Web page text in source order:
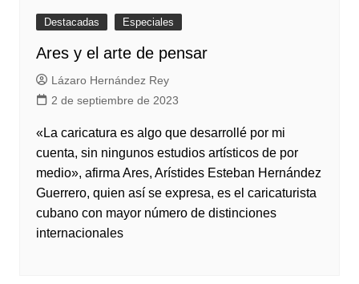
Destacadas Especiales
Ares y el arte de pensar
Lázaro Hernández Rey
2 de septiembre de 2023
«La caricatura es algo que desarrollé por mi
cuenta, sin ningunos estudios artísticos de por
medio», afirma Ares, Arístides Esteban Hernández
Guerrero, quien así se expresa, es el caricaturista
cubano con mayor número de distinciones
internacionales